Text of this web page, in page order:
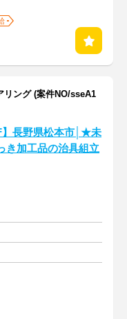
リング (案件NO/sseA1
】長野県松本市│★未
加工品の治具組立